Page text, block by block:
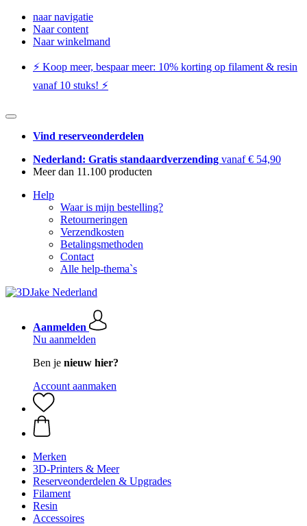
naar navigatie
Naar content
Naar winkelmand
⚡️ Koop meer, bespaar meer: ​​10% korting op filament & resin
vanaf 10 stuks! ⚡️
Vind reserveonderdelen
Nederland: Gratis standaardverzending vanaf € 54,90
Meer dan 11.100 producten
Help
Waar is mijn bestelling?
Retourneringen
Verzendkosten
Betalingsmethoden
Contact
Alle help-thema`s
Aanmelden
Nu aanmelden
Ben je nieuw hier?
Account aanmaken
Merken
3D-Printers & Meer
Reserveonderdelen & Upgrades
Filament
Resin
Accessoires